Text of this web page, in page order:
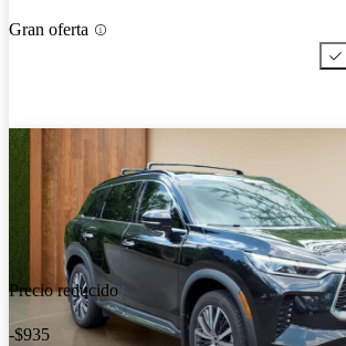
Gran oferta
Precio reducido
-$935